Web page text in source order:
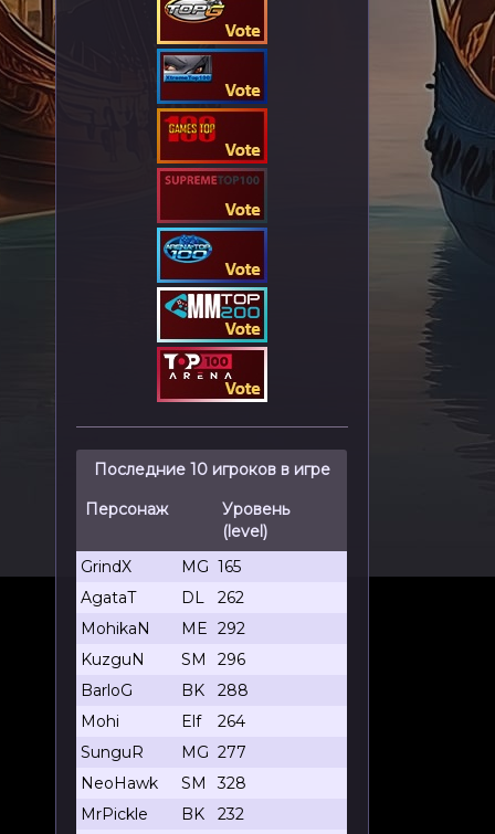
Последние 10 игроков в игре
Персонаж
Уровень
(level)
GrindX
MG 165
AgataT
DL
262
MohikaN
ME 292
KuzguN
SM
296
BarloG
BK
288
Mohi
Elf
264
SunguR
MG 277
NeoHawk
SM
328
MrPickle
BK
232